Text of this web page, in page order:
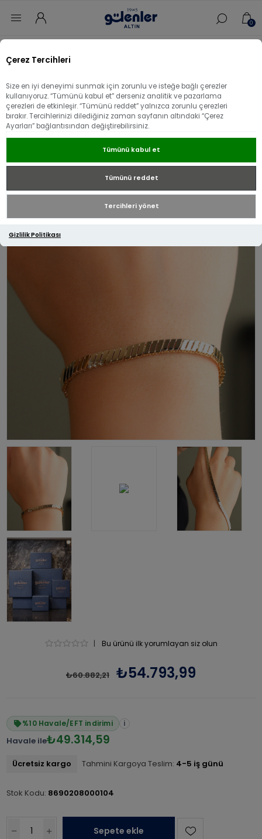
Çerez Tercihleri
Size en iyi deneyimi sunmak için zorunlu ve isteğe bağlı çerezler
kullanıyoruz. “Tümünü kabul et” derseniz analitik ve pazarlama
çerezleri de etkinleşir. “Tümünü reddet” yalnızca zorunlu çerezleri
bırakır. Tercihlerinizi dilediğiniz zaman sayfanın altındaki “Çerez
Ayarları” bağlantısından değiştirebilirsiniz.
Tümünü kabul et
Tümünü reddet
Tercihleri yönet
Gizlilik Politikası
0
14 Ayar Altın Kesme İtalyan Bileklik
| Bu ürünü ilk yorumlayan siz olun
₺60.882,21 ₺54.793,99
%10 Havale/EFT indirimi i
Havale ile₺49.314,59
Ücretsiz kargo Tahmini Kargoya Teslim: 4-5 iş günü
Stok Kodu: 8690208000104
Sepete ekle